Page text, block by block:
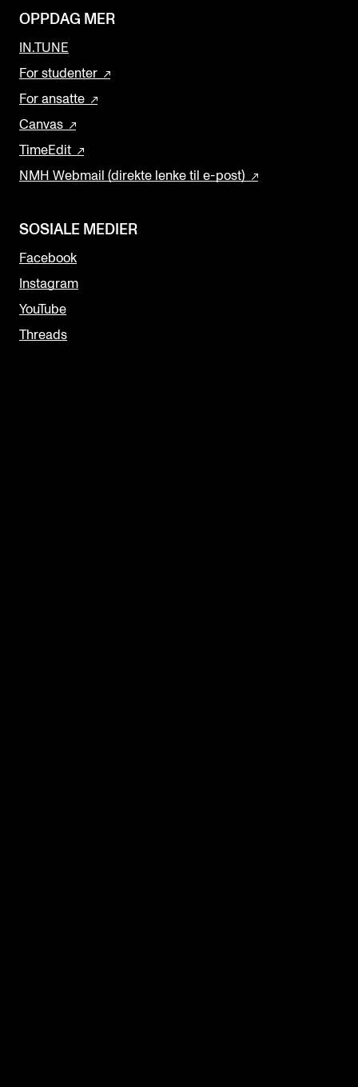
OPPDAG MER
IN.TUNE
For studenter
For ansatte
Canvas
TimeEdit
NMH Webmail (direkte lenke til e-post)
SOSIALE MEDIER
Facebook
Instagram
YouTube
Threads